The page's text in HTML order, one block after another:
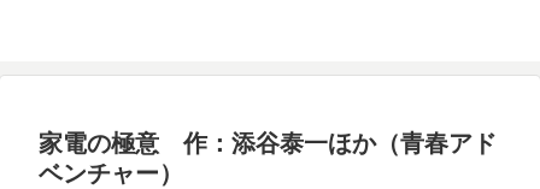
家電の極意 作：添谷泰一ほか（青春アド
ベンチャー）